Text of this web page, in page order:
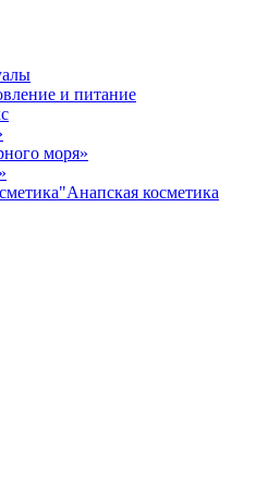
и питание
моря»
Анапская косметика